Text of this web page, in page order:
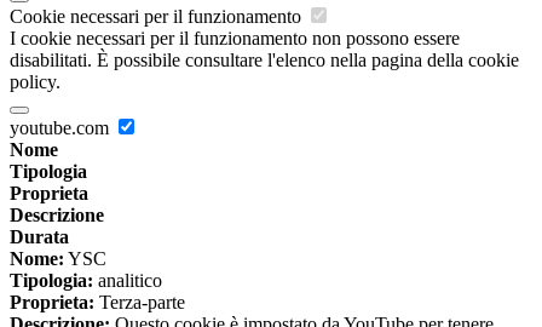
Cookie necessari per il funzionamento
I cookie necessari per il funzionamento non possono essere
disabilitati. È possibile consultare l'elenco nella pagina della cookie
policy.
youtube.com
Nome
Tipologia
Proprieta
Descrizione
Durata
Nome: YSC
Tipologia: analitico
Proprieta: Terza-parte